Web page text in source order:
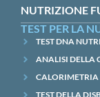
NUTRIZIONE
TEST PER LA
TEST DNA
ANALISI DELLA
CALORIMETRIA
TEST DELLA